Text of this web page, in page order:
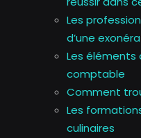
Les
d’une
Les éléments
comptable
Comment
Les
culinaires